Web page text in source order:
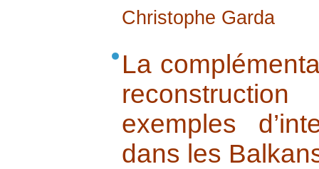
Christophe Garda
La
exemples
dans les